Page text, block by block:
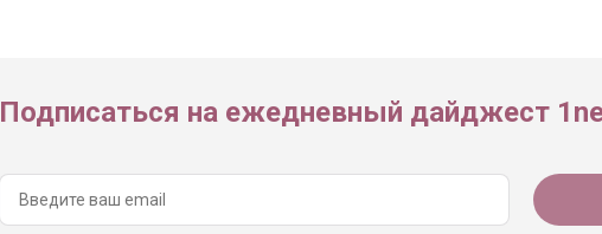
Подписаться на ежедневный дайджест